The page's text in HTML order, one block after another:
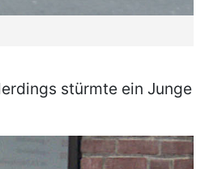
stürmte ein Junge